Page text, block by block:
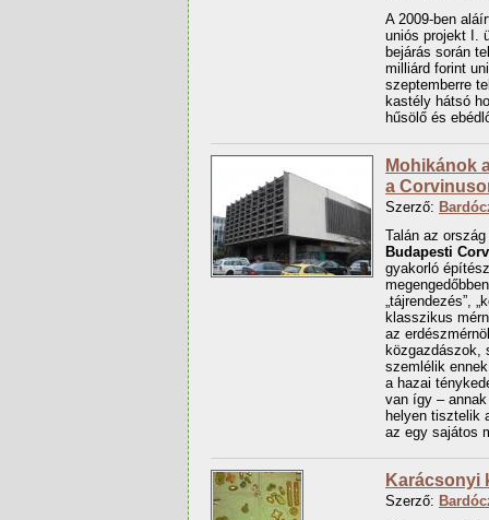
A 2009-ben
uniós projekt I.
bejárás során
milliárd forint
szeptemberre
kastély hátsó
hűsölő és
Mohikánok
a
Szerző:
Talán az
Budapesti
gyakorló
„tájrendezés”,
klasszikus
az
közgazdászok,
szemlélik
a hazai
van így –
helyen tisztelik
az egy sajátos
Karácsonyi
Szerző: